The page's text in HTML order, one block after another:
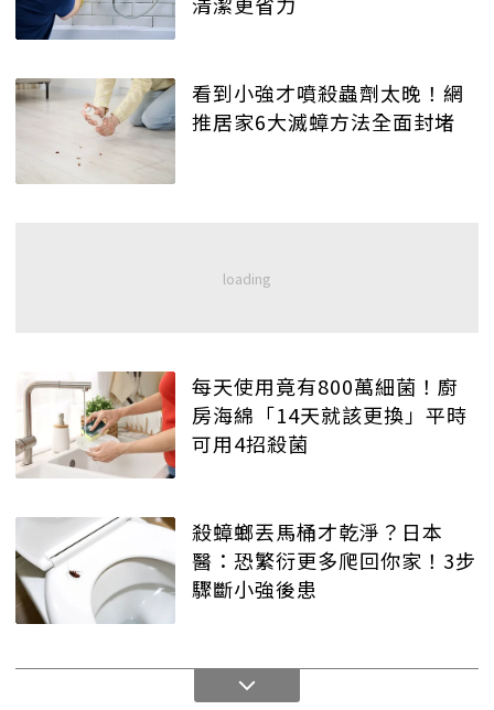
看到小強才噴殺蟲劑太晚！網
推居家6大滅蟑方法全面封堵
每天使用竟有800萬細菌！廚
房海綿「14天就該更換」平時
可用4招殺菌
殺蟑螂丟馬桶才乾淨？日本
醫：恐繁衍更多爬回你家！3步
驟斷小強後患